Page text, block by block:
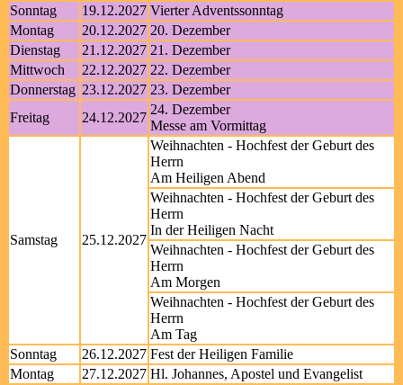
Sonntag
19.12.2027 Vierter Adventssonntag
Montag
20.12.2027 20. Dezember
Dienstag
21.12.2027 21. Dezember
Mittwoch
22.12.2027 22. Dezember
Donnerstag 23.12.2027 23. Dezember
Freitag
24.12.2027
24. Dezember
Messe am Vormittag
Samstag 25.12.2027
Weihnachten - Hochfest der Geburt des
Herrn
Am Heiligen Abend
Weihnachten - Hochfest der Geburt des
Herrn
In der Heiligen Nacht
Weihnachten - Hochfest der Geburt des
Herrn
Am Morgen
Weihnachten - Hochfest der Geburt des
Herrn
Am Tag
Sonntag
26.12.2027 Fest der Heiligen Familie
Montag
27.12.2027 Hl. Johannes, Apostel und Evangelist